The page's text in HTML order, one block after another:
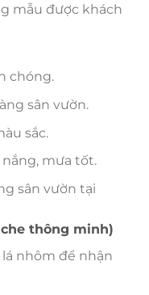
mẫu được khách
chóng.
sân vườn.
sắc.
mưa tốt.
sân vườn tại
thông minh)
nhôm để nhận